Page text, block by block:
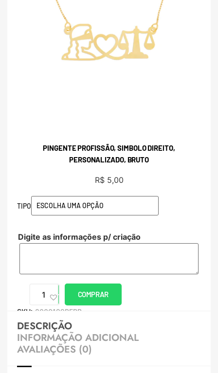
PINGENTE PROFISSÃO, SIMBOLO DIREITO,
PERSONALIZADO, BRUTO
R$5,00
TIPO
Digite as informações p/ criação
COMPRAR
SKU: 8000199PERB
DESCRIÇÃO
INFORMAÇÃO ADICIONAL
AVALIAÇÕES (0)